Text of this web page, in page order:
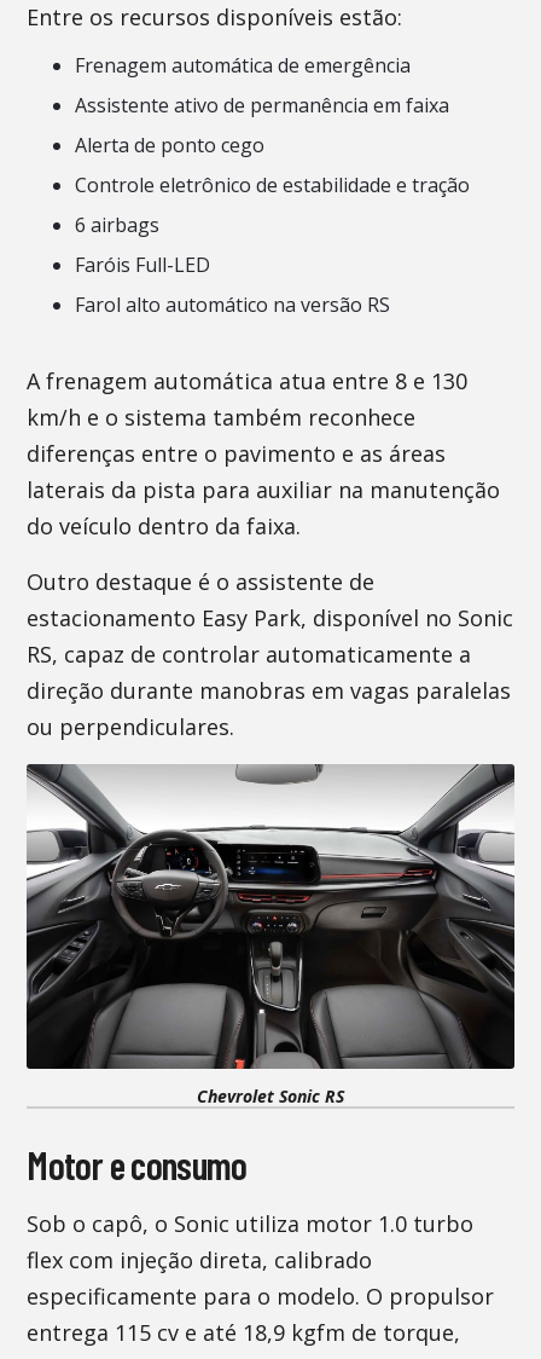
Entre os recursos disponíveis estão:
Frenagem automática de emergência
Assistente ativo de permanência em faixa
Alerta de ponto cego
Controle eletrônico de estabilidade e tração
6 airbags
Faróis Full-LED
Farol alto automático na versão RS
A frenagem automática atua entre 8 e 130
km/h e o sistema também reconhece
diferenças entre o pavimento e as áreas
laterais da pista para auxiliar na manutenção
do veículo dentro da faixa.
Outro destaque é o assistente de
estacionamento Easy Park, disponível no Sonic
RS, capaz de controlar automaticamente a
direção durante manobras em vagas paralelas
ou perpendiculares.
Chevrolet Sonic RS
Motor e consumo
Sob o capô, o Sonic utiliza motor 1.0 turbo
flex com injeção direta, calibrado
especificamente para o modelo. O propulsor
entrega 115 cv e até 18,9 kgfm de torque,